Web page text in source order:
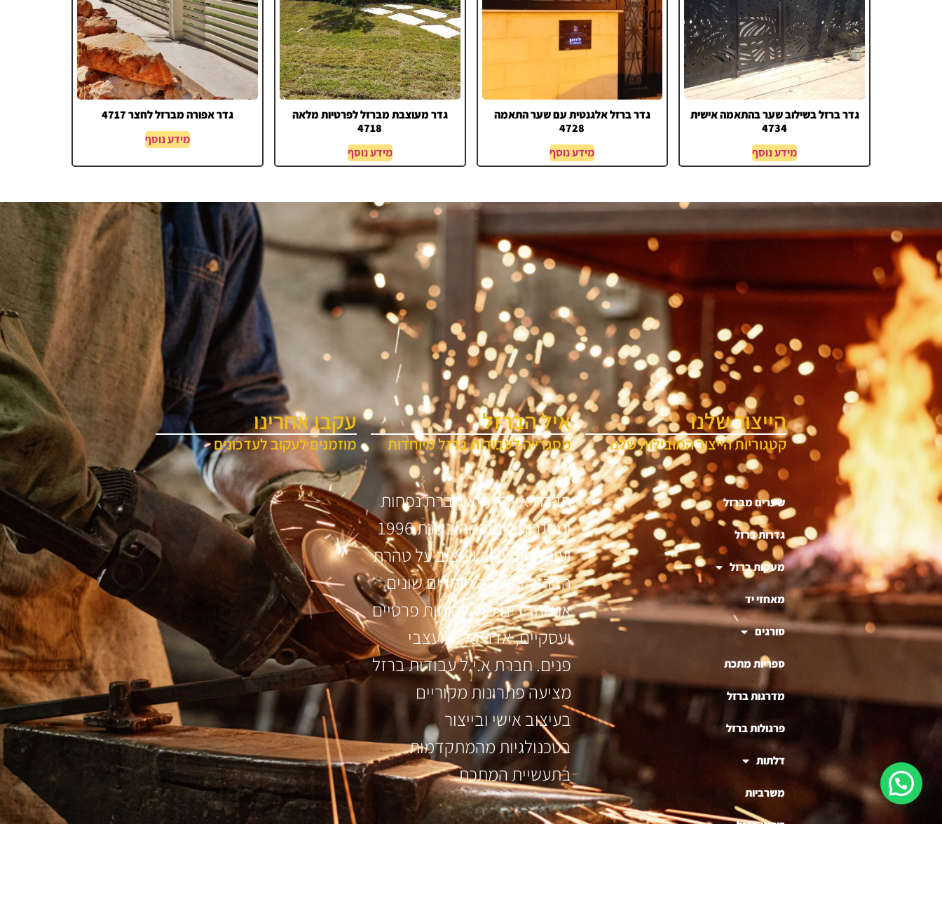
גדר ברזל בשילוב שער בהתאמה אישית
4734
מידע נוסף
גדר ברזל אלגנטית עם שער התאמה
4728
מידע נוסף
גדר מעוצבת מברזל לפרטיות מלאה
4718
מידע נוסף
גדר אפורה מברזל לחצר 4717
מידע נוסף
הייצור שלנו
קטגוריות הייצור המובילות שלנו
שערים מברזל
גדרות ברזל
מעקות ברזל
מאחזי יד
סורגים
ספריות מתכת
מדרגות ברזל
פרגולות ברזל
דלתות
משרביות
ריהוט ברזל
איל הברזל
מסגרייה לעבודות ברזל מיוחדות
חברת א.י.ל. היא חברת נפחות
ומסגרות שהוקמה בשנת 1996
ועוסקת בייצור ועיצוב על טהרת
הברזל בשילוב חומרים שונים
אנו עובדים מול לקוחות פרטיים
ועסקיים, אדריכלי ומעצבי
פנים. חברת א.י.ל עבודות ברזל
מציעה פתרונות מקוריים
בעיצוב אישי ובייצור
בטכנולגיות מהמתקדמות
בתעשיית המתכת.
עקבו אחרינו
מוזמנים לעקוב לעדכונים